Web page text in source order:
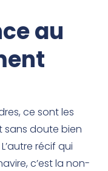
au
ce sont les
sans doute bien
récif qui
c’est la non-